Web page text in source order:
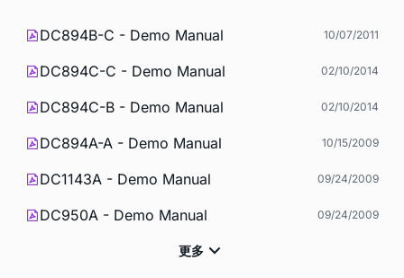
DC894B-C - Demo Manual 10/07/2011
DC894C-C - Demo Manual 02/10/2014
DC894C-B - Demo Manual 02/10/2014
DC894A-A - Demo Manual 10/15/2009
DC1143A - Demo Manual 09/24/2009
DC950A - Demo Manual 09/24/2009